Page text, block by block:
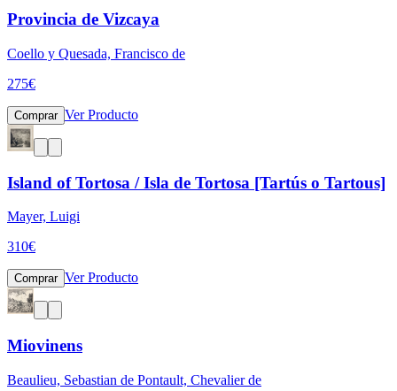
Provincia de Vizcaya
Coello y Quesada, Francisco de
275€
Comprar Ver Producto
Island of Tortosa / Isla de Tortosa [Tartús o Tartous]
Mayer, Luigi
310€
Comprar Ver Producto
Miovinens
Beaulieu, Sebastian de Pontault, Chevalier de